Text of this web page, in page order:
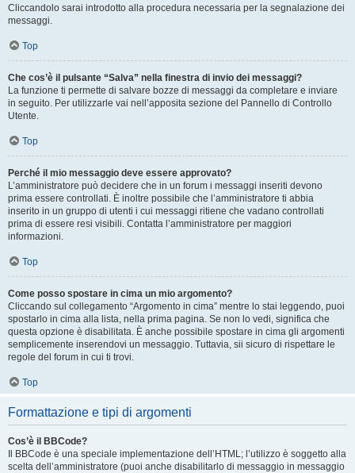
Cliccandolo sarai introdotto alla procedura necessaria per la segnalazione dei
messaggi.
Top
Che cos’è il pulsante “Salva” nella finestra di invio dei messaggi?
La funzione ti permette di salvare bozze di messaggi da completare e inviare
in seguito. Per utilizzarle vai nell’apposita sezione del Pannello di Controllo
Utente.
Top
Perché il mio messaggio deve essere approvato?
L’amministratore può decidere che in un forum i messaggi inseriti devono
prima essere controllati. È inoltre possibile che l’amministratore ti abbia
inserito in un gruppo di utenti i cui messaggi ritiene che vadano controllati
prima di essere resi visibili. Contatta l’amministratore per maggiori
informazioni.
Top
Come posso spostare in cima un mio argomento?
Cliccando sul collegamento “Argomento in cima” mentre lo stai leggendo, puoi
spostarlo in cima alla lista, nella prima pagina. Se non lo vedi, significa che
questa opzione è disabilitata. È anche possibile spostare in cima gli argomenti
semplicemente inserendovi un messaggio. Tuttavia, sii sicuro di rispettare le
regole del forum in cui ti trovi.
Top
Formattazione e tipi di argomenti
Cos’è il BBCode?
Il BBCode è una speciale implementazione dell’HTML; l’utilizzo è soggetto alla
scelta dell’amministratore (puoi anche disabilitarlo di messaggio in messaggio